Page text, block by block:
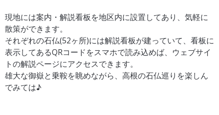
現地には案内・解説看板を地区内に設置してあり、気軽に
散策ができます。
それぞれの石仏(52ヶ所)には解説看板が建っていて、看板に
表示してあるQRコードをスマホで読み込めば、ウェブサイ
トの解説ページにアクセスできます。
雄大な御嶽と乗鞍を眺めながら、高根の石仏巡りを楽しん
でみては♪